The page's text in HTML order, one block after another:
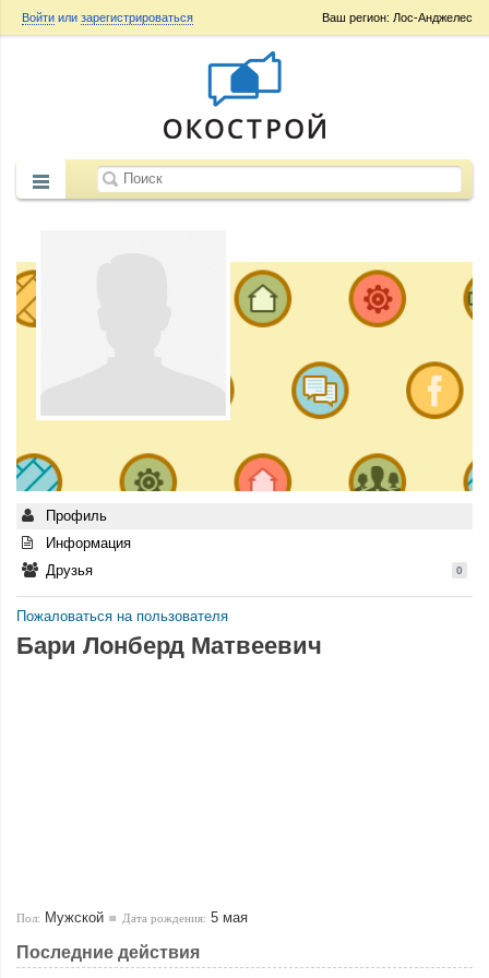
Ваш регион: Лос-Анджелес
Войти или зарегистрироваться
Профиль
Информация
Друзья
0
Пожаловаться на пользователя
Бари Лонберд Матвеевич
Пол: Мужской Дата рождения: 5 мая
Последние действия